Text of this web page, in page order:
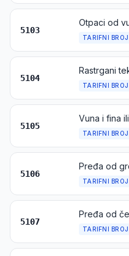
5103
TARIFNI BROJ
5104
TARIFNI BROJ
5105
TARIFNI BROJ
5106
TARIFNI BROJ
5107
TARIFNI BROJ